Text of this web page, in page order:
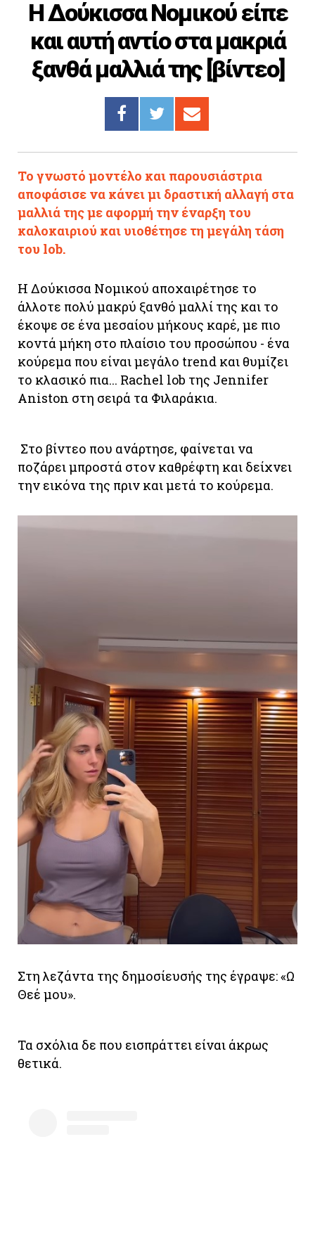
ΣΥΝΔΕΣΜΟΙ
Tv
Η Δούκισσα Νομικού είπε
και αυτή αντίο στα μακριά
ξανθά μαλλιά της [βίντεο]
Το γνωστό μοντέλο και παρουσιάστρια
αποφάσισε να κάνει μι δραστική αλλαγή στα
μαλλιά της με αφορμή την έναρξη του
καλοκαιριού και υιοθέτησε τη μεγάλη τάση
του lob.
Η Δούκισσα Νομικού αποχαιρέτησε το
άλλοτε πολύ μακρύ ξανθό μαλλί της και το
έκοψε σε ένα μεσαίου μήκους καρέ, με πιο
κοντά μήκη στο πλαίσιο του προσώπου - ένα
κούρεμα που είναι μεγάλο trend και θυμίζει
το κλασικό πια... Rachel lob της Jennifer
Aniston στη σειρά τα Φιλαράκια.
Στο βίντεο που ανάρτησε, φαίνεται να
ποζάρει μπροστά στον καθρέφτη και δείχνει
την εικόνα της πριν και μετά το κούρεμα.
Στη λεζάντα της δημοσίευσής της έγραψε: «Ω
Θεέ μου».
Τα σχόλια δε που εισπράττει είναι άκρως
θετικά.